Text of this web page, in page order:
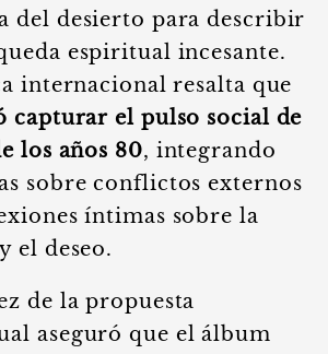
del desierto para describir
espiritual incesante.
internacional resalta que
capturar el pulso social de
los años 80, integrando
sobre conflictos externos
íntimas sobre la
el deseo.
de la propuesta
aseguró que el álbum